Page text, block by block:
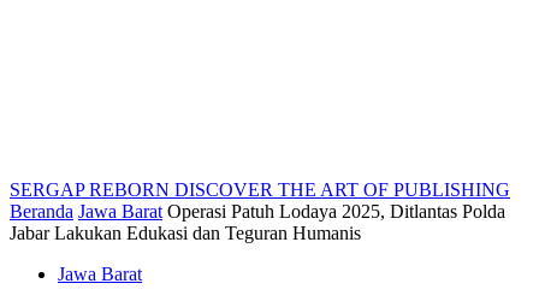
SERGAP REBORN DISCOVER THE ART OF PUBLISHING
Beranda Jawa Barat Operasi Patuh Lodaya 2025, Ditlantas Polda
Jabar Lakukan Edukasi dan Teguran Humanis
Jawa Barat